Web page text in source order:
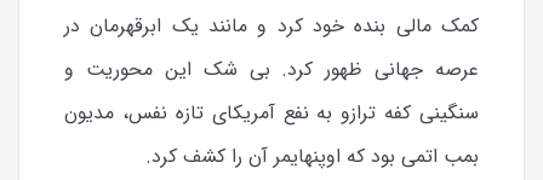
کمک مالی بنده خود کرد و مانند یک ابرقهرمان در
عرصه جهانی ظهور کرد. بی شک این محوریت و
سنگینی کفه ترازو به نفع آمریکای تازه نفس، مدیون
بمب اتمی بود که اوپنهایمر آن را کشف کرد.